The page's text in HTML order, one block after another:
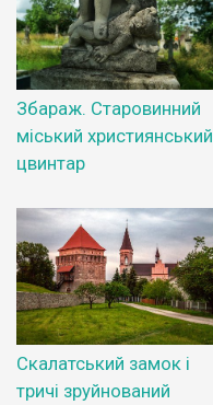
Збараж. Старовинний
міський християнський
цвинтар
Скалатський замок і
тричі зруйнований